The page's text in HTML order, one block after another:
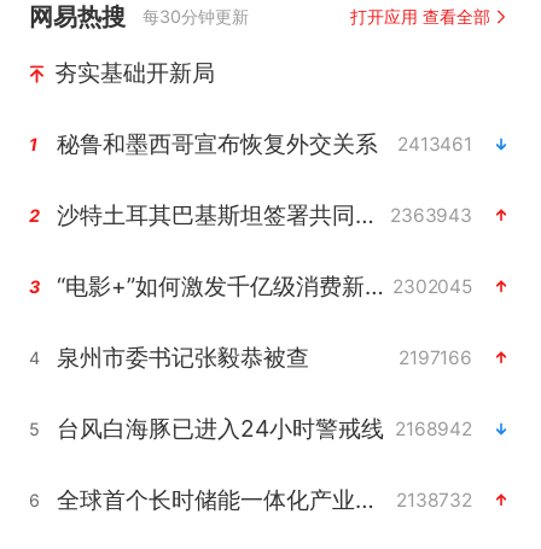
网易热搜 每30分钟更新 打开应用 查看全部
夯实基础开新局
1 秘鲁和墨西哥宣布恢复外交关系 2413461
2 沙特土耳其巴基斯坦签署共同防务协议 2363943
3 “电影+”如何激发千亿级消费新活力？ 2302045
4 泉州市委书记张毅恭被查 2197166
5 台风白海豚已进入24小时警戒线 2168942
6 全球首个长时储能一体化产业园量产 2138732